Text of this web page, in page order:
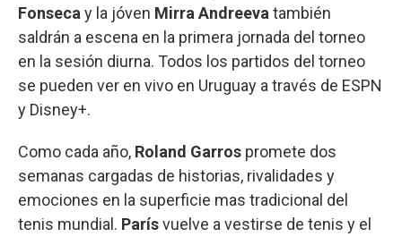
Fonseca y la jóven Mirra Andreeva también
saldrán a escena en la primera jornada del torneo
en la sesión diurna. Todos los partidos del torneo
se pueden ver en vivo en Uruguay a través de ESPN
y Disney+.
Como cada año, Roland Garros promete dos
semanas cargadas de historias, rivalidades y
emociones en la superficie mas tradicional del
tenis mundial. Parísvuelve a vestirse de tenis y el